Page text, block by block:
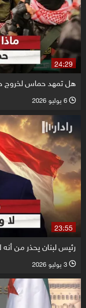
24:29
هل تمهد حماس لخروج
l 6 يوليو 2026
23:55
رئيس لبنان يحذر من
l 3 يوليو 2026